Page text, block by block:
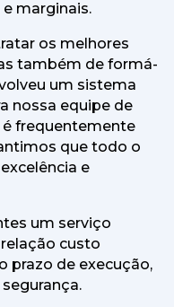
marginais.
os melhores
também de formá-
um sistema
nossa equipe de
é frequentemente
que todo o
e
um serviço
custo
prazo de execução,